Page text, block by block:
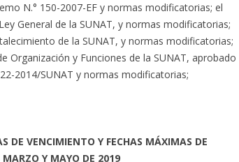
N.° 150-2007-EF y normas modificatorias; el
General de la SUNAT, y normas modificatorias;
de la SUNAT, y normas modificatorias;
Organización y Funciones de la SUNAT, aprobado
2014/SUNAT y normas modificatorias;
DE VENCIMIENTO Y FECHAS MÁXIMAS DE
Y MAYO DE 2019